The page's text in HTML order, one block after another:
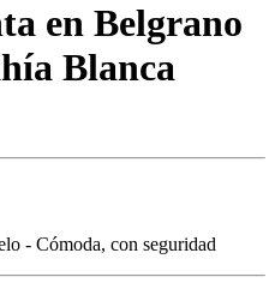
en Belgrano
Blanca
- Cómoda, con seguridad